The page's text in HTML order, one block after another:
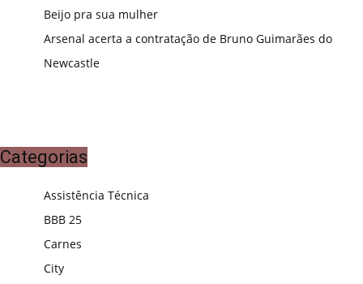
Beijo pra sua mulher
Arsenal acerta a contratação de Bruno Guimarães do
Newcastle
Categorias
Assistência Técnica
BBB 25
Carnes
City